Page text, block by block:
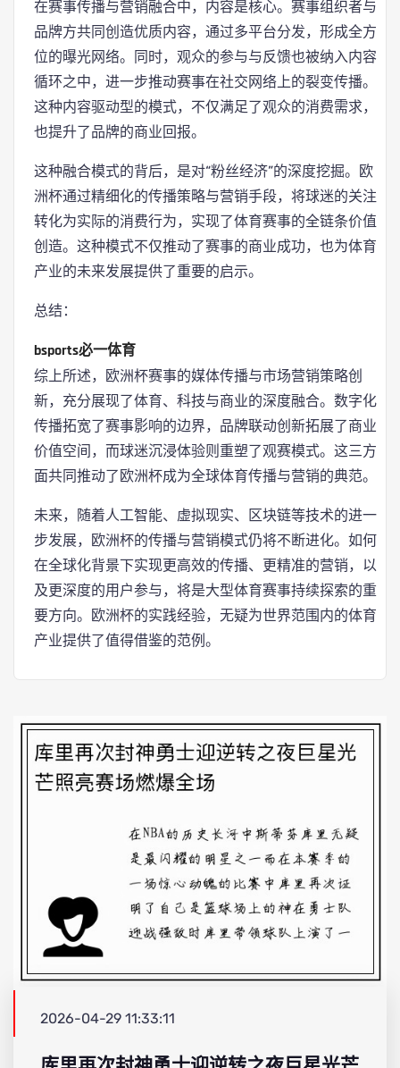
在赛事传播与营销融合中，内容是核心。赛事组织者与
品牌方共同创造优质内容，通过多平台分发，形成全方
位的曝光网络。同时，观众的参与与反馈也被纳入内容
循环之中，进一步推动赛事在社交网络上的裂变传播。
这种内容驱动型的模式，不仅满足了观众的消费需求，
也提升了品牌的商业回报。
这种融合模式的背后，是对“粉丝经济”的深度挖掘。欧
洲杯通过精细化的传播策略与营销手段，将球迷的关注
转化为实际的消费行为，实现了体育赛事的全链条价值
创造。这种模式不仅推动了赛事的商业成功，也为体育
产业的未来发展提供了重要的启示。
总结：
bsports必一体育
综上所述，欧洲杯赛事的媒体传播与市场营销策略创
新，充分展现了体育、科技与商业的深度融合。数字化
传播拓宽了赛事影响的边界，品牌联动创新拓展了商业
价值空间，而球迷沉浸体验则重塑了观赛模式。这三方
面共同推动了欧洲杯成为全球体育传播与营销的典范。
未来，随着人工智能、虚拟现实、区块链等技术的进一
步发展，欧洲杯的传播与营销模式仍将不断进化。如何
在全球化背景下实现更高效的传播、更精准的营销，以
及更深度的用户参与，将是大型体育赛事持续探索的重
要方向。欧洲杯的实践经验，无疑为世界范围内的体育
产业提供了值得借鉴的范例。
2026-04-29 11:33:11